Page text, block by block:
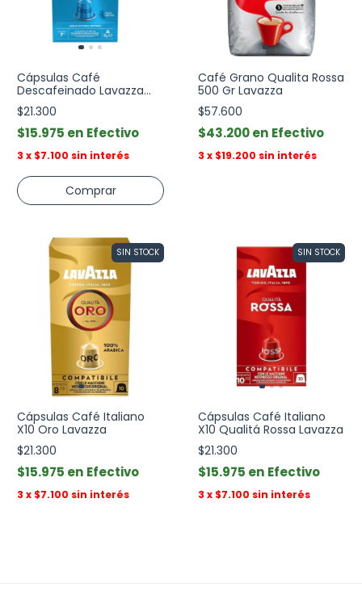
Cápsulas Café
Descafeinado Lavazza
Intensidad 7 Pack 10
$21.300
$15.975 Efectivo
3 x $7.100 sin interés
Café Grano Qualita Rossa
500 Gr Lavazza
$57.600
$43.200 Efectivo
3 x $19.200 sin interés
SIN STOCK
Cápsulas Café Italiano
X10 Oro Lavazza
$21.300
$15.975 Efectivo
3 x $7.100 sin interés
SIN STOCK
Cápsulas Café Italiano
X10 Qualitá Rossa Lavazza
$21.300
$15.975 Efectivo
3 x $7.100 sin interés